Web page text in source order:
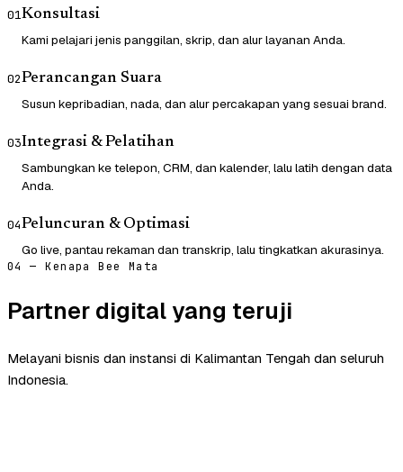
01Konsultasi
Kami pelajari jenis panggilan, skrip, dan alur layanan Anda.
02Perancangan Suara
Susun kepribadian, nada, dan alur percakapan yang sesuai brand.
03Integrasi & Pelatihan
Sambungkan ke telepon, CRM, dan kalender, lalu latih dengan data
Anda.
04Peluncuran & Optimasi
Go live, pantau rekaman dan transkrip, lalu tingkatkan akurasinya.
04 — Kenapa Bee Mata
Partner digital yang teruji
Melayani bisnis dan instansi di Kalimantan Tengah dan seluruh
Indonesia.